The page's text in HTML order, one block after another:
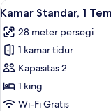
Lihat
semua
foto
untuk
Kamar
Standar,
1
4
Kamar Standar, 1
28 meter persegi
1 kamar tidur
Kapasitas 2
1 king
Wi-Fi Gratis